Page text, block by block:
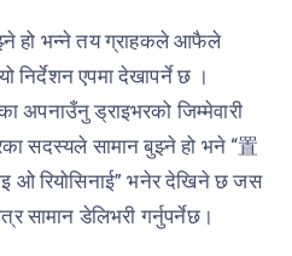
हो भन्ने तय ग्राहकले आफैले
निर्देशन एपमा देखापर्ने छ ।
अपनाउँनु ड्राइभरको जिम्मेवारी
सदस्यले सामान बुझ्ने हो भने “置
ओ रियोसिनाई” भनेर देखिने छ जस
सामान डेलिभरी गर्नुपर्नेछ।